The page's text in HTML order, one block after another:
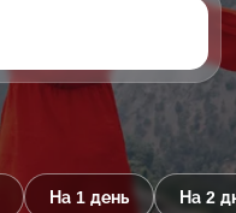
На 1 день На 2